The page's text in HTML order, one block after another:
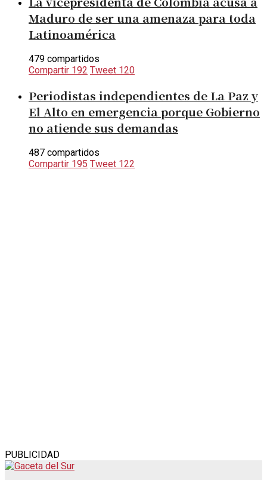
Maduro de ser una amenaza para toda
Latinoamérica
479 compartidos
Compartir 192 Tweet 120
Periodistas independientes de La Paz y
El Alto en emergencia porque Gobierno
no atiende sus demandas
487 compartidos
Compartir 195 Tweet 122
PUBLICIDAD